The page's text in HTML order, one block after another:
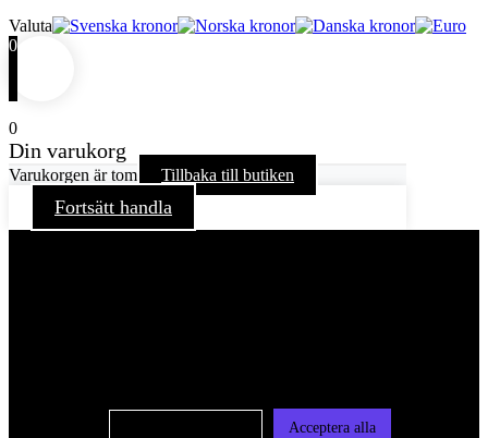
Valuta
0
0
Din varukorg
Varukorgen är tom Tillbaka till butiken
Fortsätt handla
Acceptera alla